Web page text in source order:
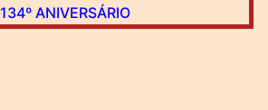
134º ANIVERSÁRIO